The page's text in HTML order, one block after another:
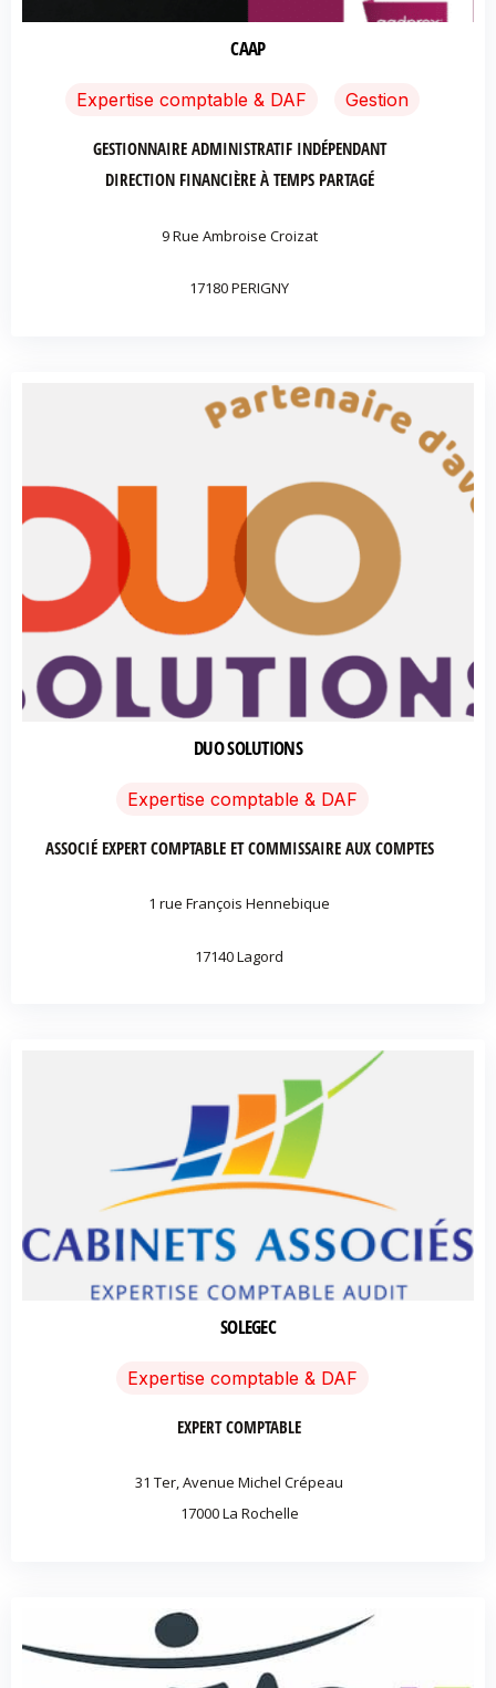
CAAP
Expertise comptable & DAF Gestion
GESTIONNAIRE ADMINISTRATIF INDÉPENDANT
DIRECTION FINANCIÈRE À TEMPS PARTAGÉ
9 Rue Ambroise Croizat
17180 PERIGNY
DUO SOLUTIONS
Expertise comptable & DAF
ASSOCIÉ EXPERT COMPTABLE ET COMMISSAIRE AUX COMPTES
1 rue François Hennebique
17140 Lagord
SOLEGEC
Expertise comptable & DAF
EXPERT COMPTABLE
31 Ter, Avenue Michel Crépeau
17000La Rochelle